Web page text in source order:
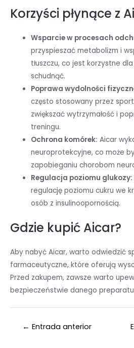
Korzyści płynące z
Wsparcie w procesach
przyspieszać metabolizm i
tłuszczu, co jest korzystne
schudnąć.
Poprawa wydolności
często stosowany przez
zwiększać wytrzymałość i
treningu.
Ochrona komórek: Aicar
neuroprotekcyjne, co może
zapobieganiu chorobom
Regulacja poziomu glukozy:
regulację poziomu cukru we
osób z insulinoopornością.
Gdzie kupić Aicar?
Aby nabyć Aicar, warto odwiedzić
farmaceutyczne, które oferują
Przed zakupem, zawsze warto
bezpieczeństwie danego
← Entrada anterior